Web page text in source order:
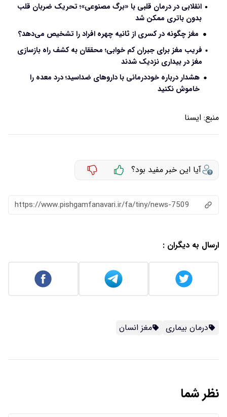
انقلابی در درمان قلبی با «برگ مصنوعی»؛ تحریک ضربان قلب
بدون باتری ممکن شد
مغز چگونه در کسری از ثانیه چهره افراد را تشخیص می‌دهد؟
فریب مغز برای جبران کم‌ خوابی؛ محققان به کشف راه بازسازی
مغز در بیداری نزدیک شدند
هشدار درباره خوددرمانی با داروهای ضداسید؛ درد معده را
خاموش نکنید
منبع: ايسنا
آیا این خبر مفید بود؟
https://www.pishgamfanavari.ir/fa/tiny/news-7509
ارسال به دیگران :
درمان بیماری مغز انسان
نظر شما